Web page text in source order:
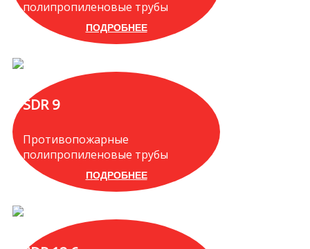
полипропиленовые трубы
ПОДРОБНЕЕ
SDR 9
Противопожарные
полипропиленовые трубы
ПОДРОБНЕЕ